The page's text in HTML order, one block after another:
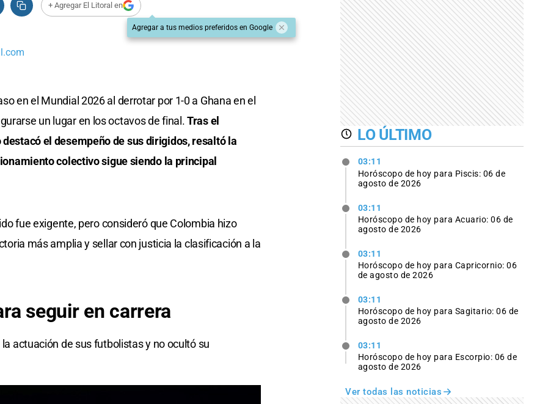
+ Agregar El Litoral en
Agregar a tus medios preferidos en Google
en el Mundial 2026 al derrotar por 1-0 a Ghana en el
un lugar en los octavos de final.Tras el
el desempeño de sus dirigidos, resaltó la
colectivo sigue siendo la principal
fue exigente, pero consideró que Colombia hizo
más amplia y sellar con justicia la clasificación a la
seguir en carrera
actuación de sus futbolistas y no ocultó su
LO ÚLTIMO
03:11
Horóscopo de hoy para Piscis: 06 de
agosto de 2026
03:11
Horóscopo de hoy para Acuario: 06 de
agosto de 2026
03:11
Horóscopo de hoy para Capricornio: 06
de agosto de 2026
03:11
Horóscopo de hoy para Sagitario: 06 de
agosto de 2026
03:11
Horóscopo de hoy para Escorpio: 06 de
agosto de 2026
Ver todas las noticias